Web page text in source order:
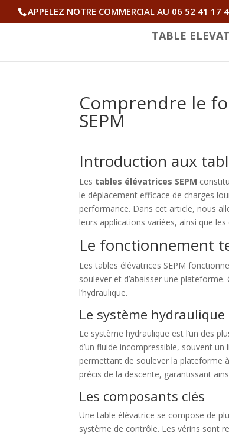
APPELEZ NOTRE COMMERCIAL AU 06 52 41 17
TABLE
Comprendre le
SEPM
Introduction aux
Les tables élévatrices SEPM
le déplacement efficace de charges
performance. Dans cet article, nous
leurs applications variées, ainsi que
Le fonctionnement
Les tables élévatrices SEPM
soulever et d’abaisser une
l’hydraulique.
Le système hydraulique
Le système hydraulique est l’un des
d’un fluide incompressible, souvent
permettant de soulever la plateforme
précis de la descente, garantissant
Les composants clés
Une table élévatrice se compose de
système de contrôle. Les vérins sont